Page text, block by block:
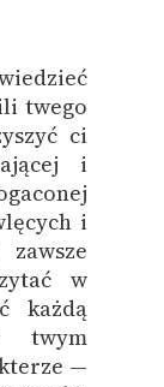
twego
ci
i
i
w
każdą
twym
—